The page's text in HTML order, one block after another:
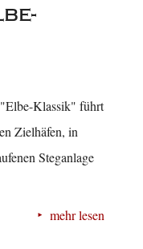
Klassik" führt
Zielhäfen, in
Steganlage
mehr lesen